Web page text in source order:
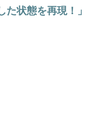
状態を再現！」